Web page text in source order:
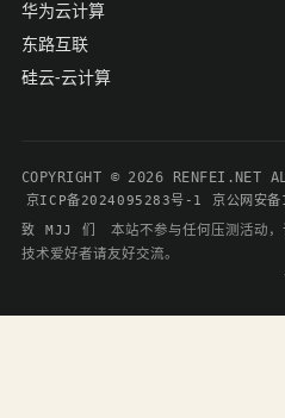
华为云计算
东路互联
硅云-云计算
COPYRIGHT © 2026 RENFEI.NET
京ICP备2024095283号-1
京公网安
致 MJJ 们
本站不参与任何压测活动
技术爱好者请友好交流。